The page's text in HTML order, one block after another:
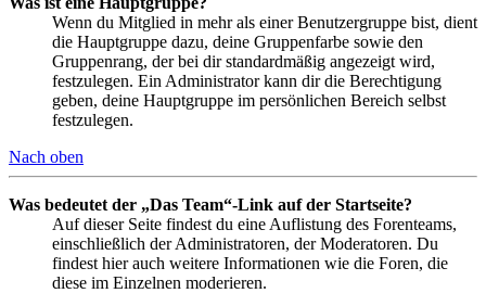
Wenn du Mitglied in mehr als einer Benutzergruppe bist, dient
die Hauptgruppe dazu, deine Gruppenfarbe sowie den
Gruppenrang, der bei dir standardmäßig angezeigt wird,
festzulegen. Ein Administrator kann dir die Berechtigung
geben, deine Hauptgruppe im persönlichen Bereich selbst
festzulegen.
Nach oben
Was bedeutet der „Das Team“-Link auf der Startseite?
Auf dieser Seite findest du eine Auflistung des Forenteams,
einschließlich der Administratoren, der Moderatoren. Du
findest hier auch weitere Informationen wie die Foren, die
diese im Einzelnen moderieren.